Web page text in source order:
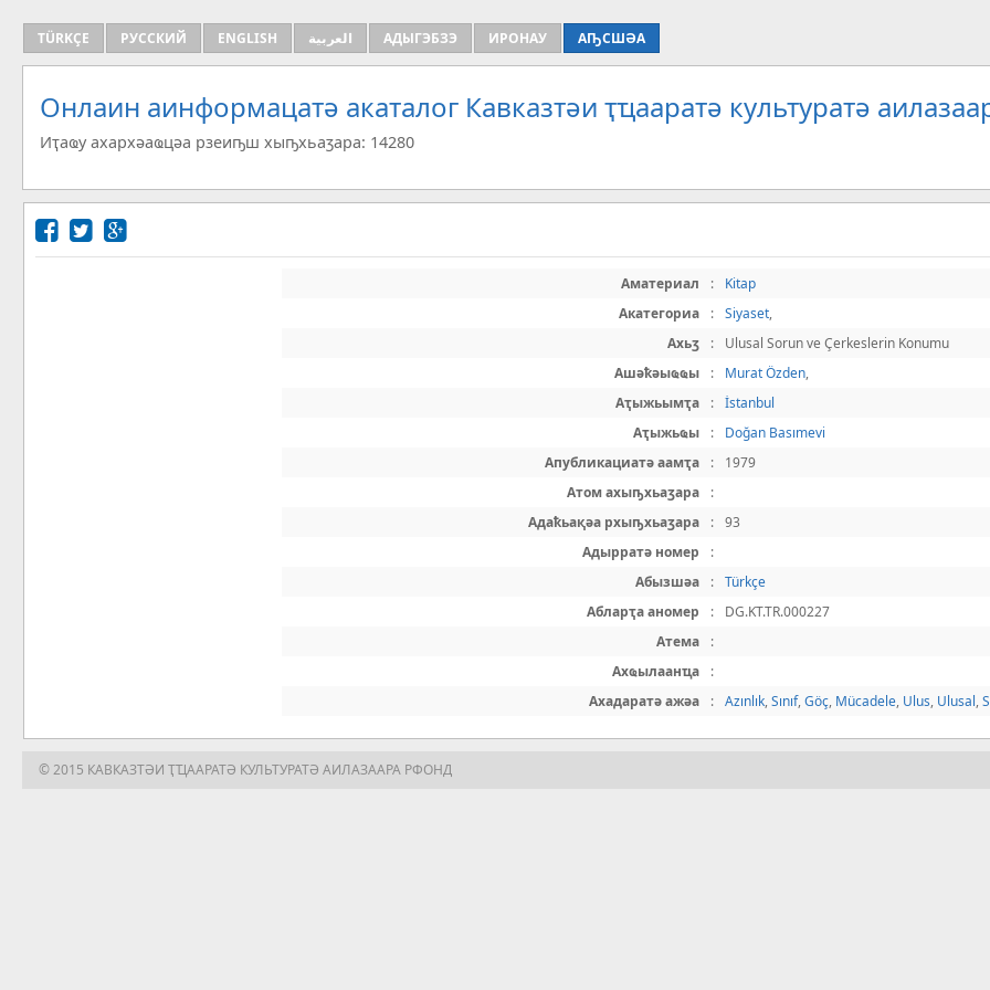
TÜRKÇE РУССКИЙ ENGLISH العربية АДЫГЭБЗЭ ИРОНАУ АҦСШӘА
Онлаин аинформацатә aкаталог Кавказтәи ҭҵааратә культуратә
Иҭаҩу ахархәаҩцәа рзеиҧш хыҧхьаӡара: 14280
Аматериал :
Kitap
Акатегориа
: Siyaset,
Ахьӡ
:
Ulusal Sorun ve Çerkeslerin Konumu
Ашәҟәыҩҩы
: Murat Özden,
Аҭыжьымҭа
:
İstanbul
Аҭыжьҩы
:
Doğan Basımevi
Апубликациатә аамҭа
:
1979
Атом ахыҧхьаӡара
:
Адаҟьақәа рхыҧхьаӡара
:
93
Адырратә номер
:
Абызшәа
:
Türkçe
Абларҭа аномер
:
DG.KT.TR.000227
Атема
:
Ахҩылаанҵа
:
Ахадаратә ажәа
: Azınlık,Sınıf,Göç, Mücadele, Ulus, Ulusal,
© 2015 КАВКАЗТӘИ ҬҴААРАТӘ КУЛЬТУРАТӘ АИЛАЗААРА РФОНД